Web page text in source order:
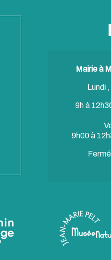
Mairie à
Lundi
9h à
9h00 à